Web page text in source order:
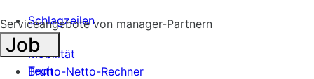
Schlagzeilen
Mobilität
Tech
Serviceangebote von manager-Partnern
Job
Brutto-Netto-Rechner